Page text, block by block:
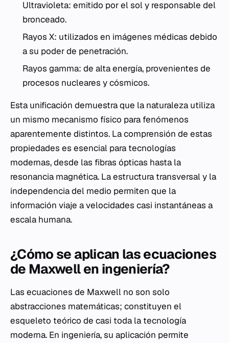
Ultravioleta: emitido por el sol y responsable del
bronceado.
Rayos X: utilizados en imágenes médicas debido
a su poder de penetración.
Rayos gamma: de alta energía, provenientes de
procesos nucleares y cósmicos.
Esta unificación demuestra que la naturaleza utiliza
un mismo mecanismo físico para fenómenos
aparentemente distintos. La comprensión de estas
propiedades es esencial para tecnologías
modernas, desde las fibras ópticas hasta la
resonancia magnética. La estructura transversal y la
independencia del medio permiten que la
información viaje a velocidades casi instantáneas a
escala humana.
¿Cómo se aplican las ecuaciones
de Maxwell en ingeniería?
Las ecuaciones de Maxwell no son solo
abstracciones matemáticas; constituyen el
esqueleto teórico de casi toda la tecnología
moderna. En ingeniería, su aplicación permite